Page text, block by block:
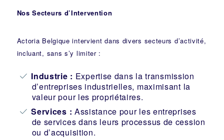
Nos Secteurs d’Intervention
Actoria Belgique intervient dans divers secteurs d’activité,
incluant, sans s’y limiter :
Industrie : Expertise dans la transmission
d’entreprises industrielles, maximisant la
valeur pour les propriétaires.
Services : Assistance pour les entreprises
de services dans leurs processus de cession
ou d’acquisition.